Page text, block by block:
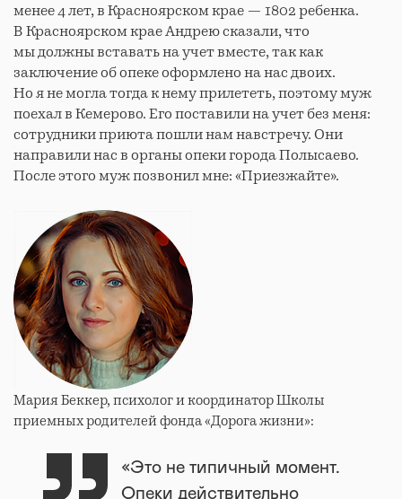
менее 4 лет, в Красноярском крае — 1802 ребенка.
В Красноярском крае Андрею сказали, что
мы должны вставать на учет вместе, так как
заключение об опеке оформлено на нас двоих.
Но я не могла тогда к нему прилететь, поэтому муж
поехал в Кемерово. Его поставили на учет без меня:
сотрудники приюта пошли нам навстречу. Они
направили нас в органы опеки города Полысаево.
После этого муж позвонил мне: «Приезжайте».
Мария Беккер, психолог и координатор Школы
приемных родителей фонда «Дорога жизни»:
«Это не типичный момент.
Опеки действительно